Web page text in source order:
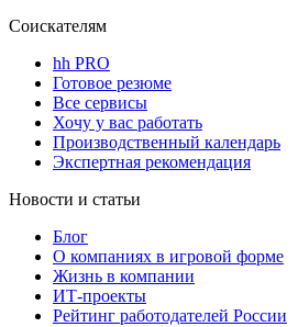
Соискателям
hh PRO
Готовое резюме
Все сервисы
Хочу у вас работать
Производственный календарь
Экспертная рекомендация
Новости и статьи
Блог
О компаниях в игровой форме
Жизнь в компании
ИТ-проекты
Рейтинг работодателей России